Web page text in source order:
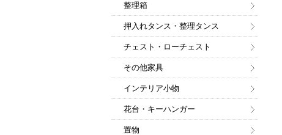
整理箱
押入れタンス・整理タンス
チェスト・ローチェスト
その他家具
インテリア小物
花台・キーハンガー
置物